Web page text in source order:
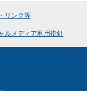
リンク等
ルメディア利用指針